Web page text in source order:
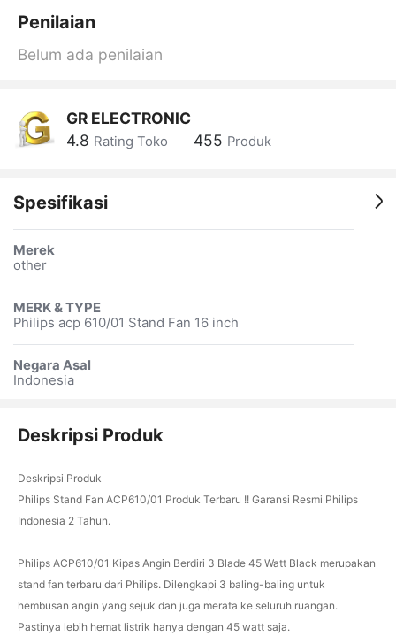
Penilaian
Belum ada penilaian
GR ELECTRONIC
4.8 Rating Toko 455 Produk
Spesifikasi
Merek
other
MERK & TYPE
Philips acp 610/01 Stand Fan 16 inch
Negara Asal
Indonesia
Deskripsi Produk
Deskripsi Produk
Philips Stand Fan ACP610/01 Produk Terbaru !! Garansi Resmi Philips
Indonesia 2 Tahun.
Philips ACP610/01 Kipas Angin Berdiri 3 Blade 45 Watt Black merupakan
stand fan terbaru dari Philips. Dilengkapi 3 baling-baling untuk
hembusan angin yang sejuk dan juga merata ke seluruh ruangan.
Pastinya lebih hemat listrik hanya dengan 45 watt saja.